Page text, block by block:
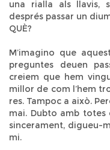
una rialla als llavis,
després passar un
QUÈ?
M’imagino que
preguntes deuen
creiem que hem
millor de com l’hem
res. Tampoc a això.
mai. Dubto amb totes
sincerament, digueu-
mi.